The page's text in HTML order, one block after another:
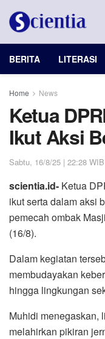
BERITA LITERASI
Home News
Ketua
Ikut Aksi
Sabtu, 16/8/25 | 22:28 WIB
scientia.id- Ketua
ikut serta dalam aksi
pemecah ombak
(16/8).
Dalam kegiatan
membudayakan
hingga lingkungan
Muhidi menegaskan,
melahirkan pikiran